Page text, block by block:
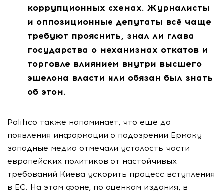
коррупционных схемах. Журналисты
и оппозиционные депутаты всё чаще
требуют прояснить, знал ли глава
государства о механизмах откатов и
торговле влиянием внутри высшего
эшелона власти или обязан был знать
об этом.
Politico также напоминает, что ещё до
появления информации о подозрении Ермаку
западные медиа отмечали усталость части
европейских политиков от настойчивых
требований Киева ускорить процесс вступления
в ЕС. На этом фоне, по оценкам издания, в